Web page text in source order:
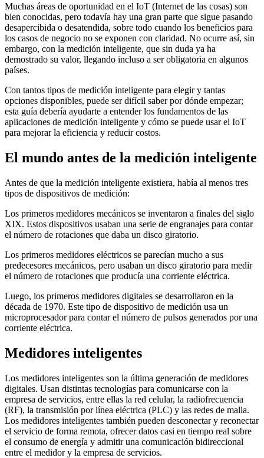
Muchas áreas de oportunidad en el IoT (Internet de las cosas) son
bien conocidas, pero todavía hay una gran parte que sigue pasando
desapercibida o desatendida, sobre todo cuando los beneficios para
los casos de negocio no se exponen con claridad. No ocurre así, sin
embargo, con la medición inteligente, que sin duda ya ha
demostrado su valor, llegando incluso a ser obligatoria en algunos
países.
Con tantos tipos de medición inteligente para elegir y tantas
opciones disponibles, puede ser difícil saber por dónde empezar;
esta guía debería ayudarte a entender los fundamentos de las
aplicaciones de medición inteligente y cómo se puede usar el IoT
para mejorar la eficiencia y reducir costos.
El mundo antes de la medición inteligente
Antes de que la medición inteligente existiera, había al menos tres
tipos de dispositivos de medición:
Los primeros medidores mecánicos se inventaron a finales del siglo
XIX. Estos dispositivos usaban una serie de engranajes para contar
el número de rotaciones que daba un disco giratorio.
Los primeros medidores eléctricos se parecían mucho a sus
predecesores mecánicos, pero usaban un disco giratorio para medir
el número de rotaciones que producía una corriente eléctrica.
Luego, los primeros medidores digitales se desarrollaron en la
década de 1970. Este tipo de dispositivo de medición usa un
microprocesador para contar el número de pulsos generados por una
corriente eléctrica.
Medidores inteligentes
Los medidores inteligentes son la última generación de medidores
digitales. Usan distintas tecnologías para comunicarse con la
empresa de servicios, entre ellas la red celular, la radiofrecuencia
(RF), la transmisión por línea eléctrica (PLC) y las redes de malla.
Los medidores inteligentes también pueden desconectar y reconectar
el servicio de forma remota, ofrecer datos casi en tiempo real sobre
el consumo de energía y admitir una comunicación bidireccional
entre el medidor y la empresa de servicios.